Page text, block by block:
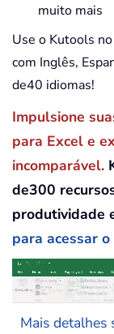
muito mais
Use o Kutools
com Inglês,
de40 idiomas!
Impulsione
para Excel e
incomparável.
de300
produtividade
para acessar
Mais detalhes